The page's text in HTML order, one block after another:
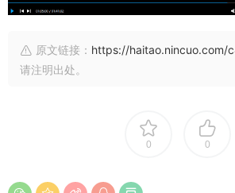
原文链接： https://haitao.nincuo.com/
请注明出处。
0 0